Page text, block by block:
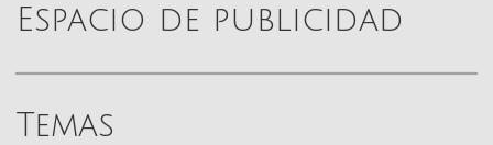
Espacio de publicidad
Temas